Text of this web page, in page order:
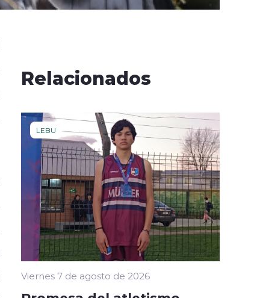
Relacionados
LEBU
Viernes 7 de agosto de 2026